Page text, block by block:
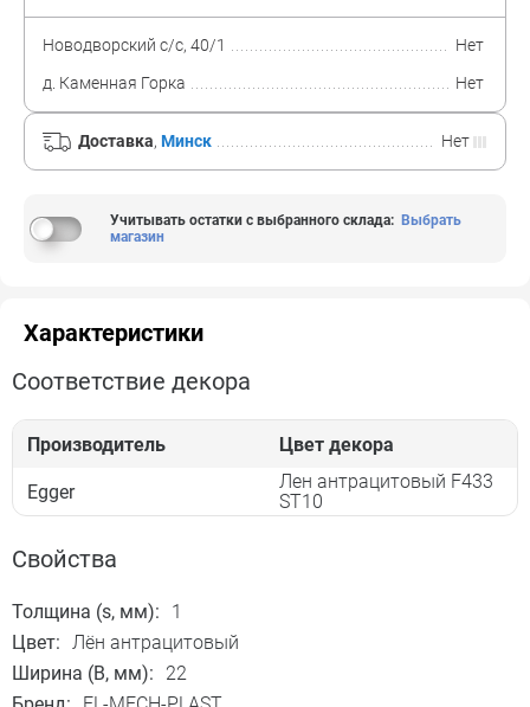
Новодворский с/с, 40/1
Нет
д. Каменная Горка
Нет
Доставка, Минск Нет
Учитывать остатки с выбранного склада: Выбрать
магазин
Характеристики
Соответствие декора
Производитель Цвет декора
Egger
Лен антрацитовый F433
ST10
Свойства
Толщина (s, мм):
1
Цвет: Лён антрацитовый
Ширина (B, мм):
22